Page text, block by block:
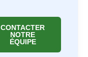
CONTACTER
NOTRE
ÉQUIPE